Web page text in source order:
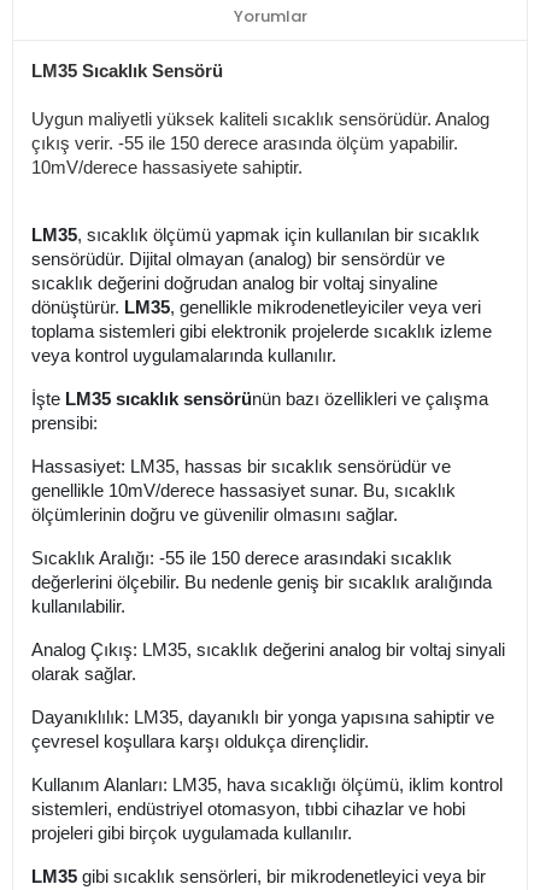
Yorumlar
LM35 Sıcaklık Sensörü
Uygun maliyetli yüksek kaliteli sıcaklık sensörüdür. Analog
çıkış verir. -55 ile 150 derece arasında ölçüm yapabilir.
10mV/derece hassasiyete sahiptir.
LM35, sıcaklık ölçümü yapmak için kullanılan bir sıcaklık
sensörüdür. Dijital olmayan (analog) bir sensördür ve
sıcaklık değerini doğrudan analog bir voltaj sinyaline
dönüştürür. LM35, genellikle mikrodenetleyiciler veya veri
toplama sistemleri gibi elektronik projelerde sıcaklık izleme
veya kontrol uygulamalarında kullanılır.
İşte LM35 sıcaklık sensörünün bazı özellikleri ve çalışma
prensibi:
Hassasiyet: LM35, hassas bir sıcaklık sensörüdür ve
genellikle 10mV/derece hassasiyet sunar. Bu, sıcaklık
ölçümlerinin doğru ve güvenilir olmasını sağlar.
Sıcaklık Aralığı: -55 ile 150 derece arasındaki sıcaklık
değerlerini ölçebilir. Bu nedenle geniş bir sıcaklık aralığında
kullanılabilir.
Analog Çıkış: LM35, sıcaklık değerini analog bir voltaj sinyali
olarak sağlar.
Dayanıklılık: LM35, dayanıklı bir yonga yapısına sahiptir ve
çevresel koşullara karşı oldukça dirençlidir.
Kullanım Alanları: LM35, hava sıcaklığı ölçümü, iklim kontrol
sistemleri, endüstriyel otomasyon, tıbbi cihazlar ve hobi
projeleri gibi birçok uygulamada kullanılır.
LM35 gibi sıcaklık sensörleri, bir mikrodenetleyici veya bir